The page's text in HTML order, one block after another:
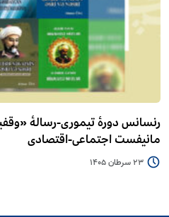
رنسانس دورۀ تیموری-رسالۀ
مانیفست اجتماعی-اقتصادی
23 سرطان 1405